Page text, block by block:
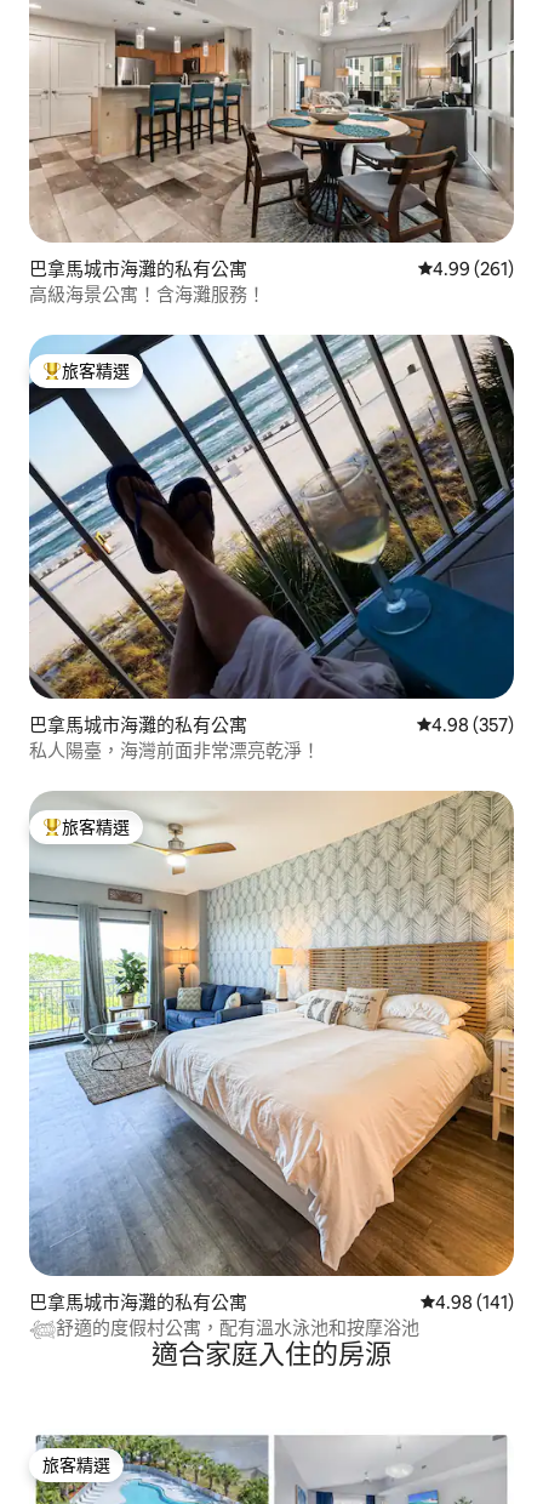
巴拿馬城市海灘的私有公寓 從 261 則評價
4.99 (261)
高級海景公寓！含海灘服務！
旅客精選榜首
旅客精選
巴拿馬城市海灘的私有公寓 從 357 則評價
4.98 (357)
私人陽臺，海灣前面非常漂亮乾淨！
旅客精選榜首
旅客精選
巴拿馬城市海灘的私有公寓 從 141 則評價
4.98 (141)
𓆉舒適的度假村公寓，配有溫水泳池和按摩浴池
適合家庭入住的房源
旅客精選
旅客精選